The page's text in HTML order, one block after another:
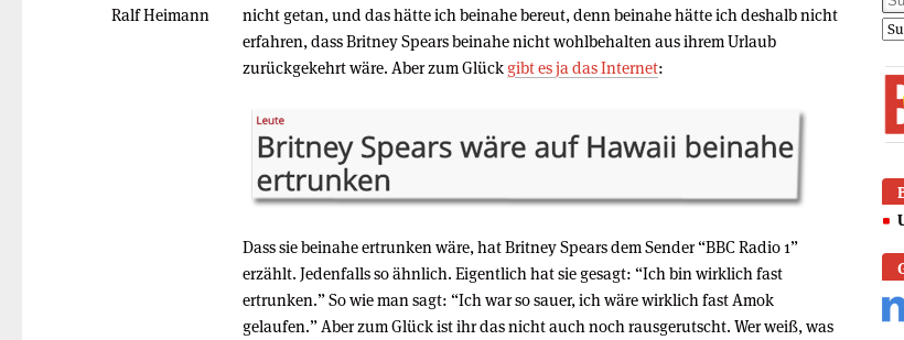
nicht getan, und das hätte ich beinahe bereut, denn beinahe hätte ich deshalb nicht
erfahren, dass Britney Spears beinahe nicht wohlbehalten aus ihrem Urlaub
zurückgekehrt wäre. Aber zum Glück gibt es ja das Internet:
Dass sie beinahe ertrunken wäre, hat Britney Spears dem Sender “BBC Radio 1”
erzählt. Jedenfalls so ähnlich. Eigentlich hat sie gesagt: “Ich bin wirklich fast
ertrunken.” So wie man sagt: “Ich war so sauer, ich wäre wirklich fast Amok
gelaufen.” Aber zum Glück ist ihr das nicht auch noch rausgerutscht. Wer weiß, was
Ralf Heimann